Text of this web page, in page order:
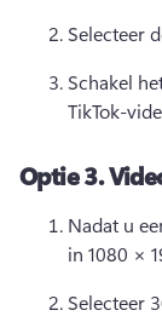
Selecteer
Schakel
TikTok-
Optie 3.
Nadat u
in 1080 ×
Selecteer